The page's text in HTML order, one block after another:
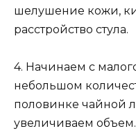
шелушение кожи,
расстройство стула.
4. Начинаем с
небольшом
половинке чайной
увеличиваем